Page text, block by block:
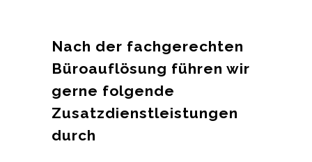
Nach der fachgerechten
Büroauflösung führen wir
gerne folgende
Zusatzdienstleistungen
durch